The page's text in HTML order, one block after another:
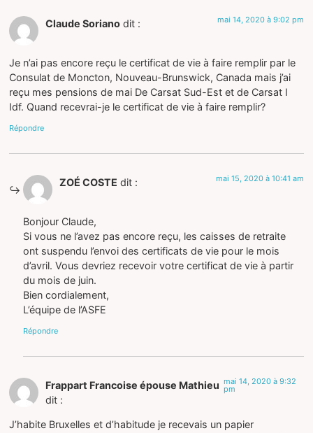
Claude Soriano dit : mai 14, 2020 à 9:02 pm
Je n’ai pas encore reçu le certificat de vie à faire remplir par le
Consulat de Moncton, Nouveau-Brunswick, Canada mais j’ai
reçu mes pensions de mai De Carsat Sud-Est et de Carsat I
Idf. Quand recevrai-je le certificat de vie à faire remplir?
Répondre
ZOÉ COSTE dit : mai 15, 2020 à 10:41 am
Bonjour Claude,
Si vous ne l’avez pas encore reçu, les caisses de retraite
ont suspendu l’envoi des certificats de vie pour le mois
d’avril. Vous devriez recevoir votre certificat de vie à partir
du mois de juin.
Bien cordialement,
L’équipe de l’ASFE
Répondre
Frappart Francoise épouse Mathieu
dit :
mai 14, 2020 à 9:32
pm
J’habite Bruxelles et d’habitude je recevais un papier